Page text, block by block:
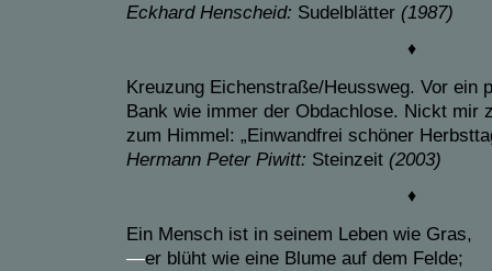
Eckhard Henscheid: Sudelblätter (1987)
♦
Kreuzung Eichenstraße/Heussweg. Vor ein
Bank wie immer der Obdachlose. Nickt mir
zum Himmel: „Einwandfrei schöner
Hermann Peter Piwitt: Steinzeit (2003)
♦
Ein Mensch ist in seinem Leben wie Gras,
—er blüht wie eine Blume auf dem Felde;